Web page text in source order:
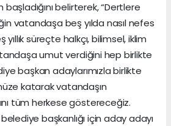
belirterek, “Dertlere
vatandaşa beş yılda nasıl nefes
yıllık süreçte halkçı, bilimsel, iklim
umut verdiğini hep birlikte
başkan adaylarımızla birlikte
katarak vatandaşın
tüm herkese göstereceğiz.
başkanlığı için aday adayı